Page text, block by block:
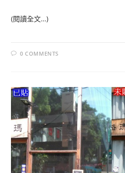
(閱讀全文…)
0 COMMENTS